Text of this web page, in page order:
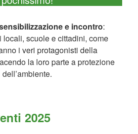
e incontro:
locali, scuole e cittadini, come
i veri protagonisti della
la loro parte a protezione
dell’ambiente.
2025